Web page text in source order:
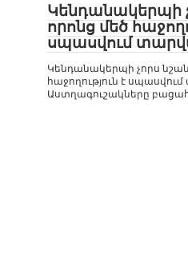
Կենդանակերպի
որոնց մեծ
սպասվում տարվա
Կենդանակերպի չորս
հաջողություն է սպասվում
Աստղագուշակները